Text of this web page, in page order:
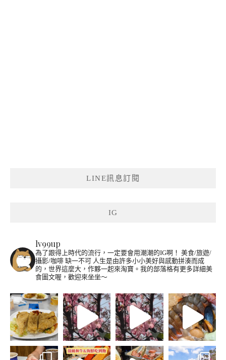
LINE訊息訂閱
IG
lv99up
為了跟得上時代的流行，一定要會用潮潮的IG啊！ 美食/旅遊/
攝影/咖啡 缺一不可 人生是由許多小小美好與感動拼湊而成
的，世界這麼大，作夥一起來淘寶。我的部落格有更多詳細美
食圖文喔，歡迎來坐坐～